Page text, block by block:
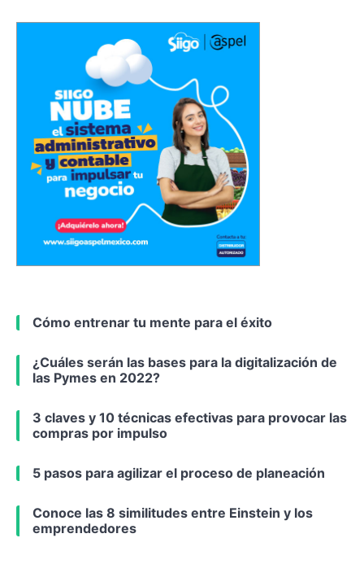
Cómo entrenar tu mente para el éxito
¿Cuáles serán las bases para la digitalización de
las Pymes en 2022?
3 claves y 10 técnicas efectivas para provocar las
compras por impulso
5 pasos para agilizar el proceso de planeación
Conoce las 8 similitudes entre Einstein y los
emprendedores